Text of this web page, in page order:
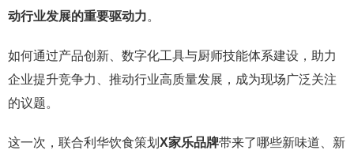
动行业发展的重要驱动力。
如何通过产品创新、数字化工具与厨师技能体系建设，助力
企业提升竞争力、推动行业高质量发展，成为现场广泛关注
的议题。
这一次，联合利华饮食策划 X家乐品牌带来了哪些新味道、新